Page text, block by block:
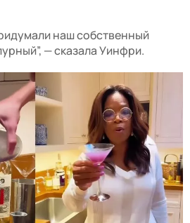
наш собственный
— сказала Уинфри.